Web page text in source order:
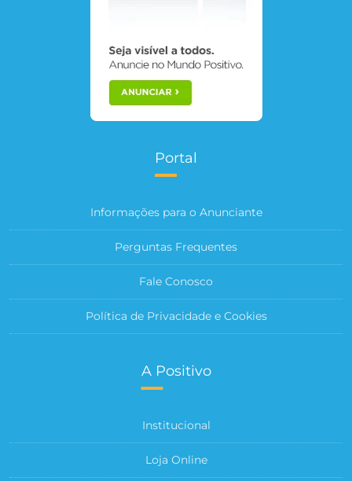
Portal
Informações para o Anunciante
Perguntas Frequentes
Fale Conosco
Política de Privacidade e Cookies
A Positivo
Institucional
Loja Online